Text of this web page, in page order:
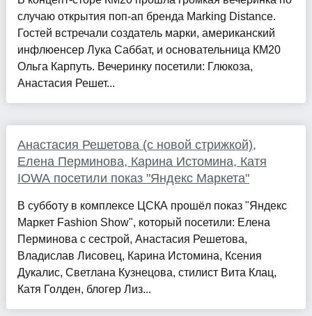
случаю открытия поп-ап бренда Marking Distance.
Гостей встречали создатель марки, американский
инфлюенсер Лука Саббат, и основательница КМ20
Ольга Карпуть. Вечеринку посетили: Глюкоза,
Анастасия Решет...
Анастасия Решетова (с новой стрижкой),
Елена Перминова, Карина Истомина, Катя
IOWA посетили показ "Яндекс Маркета"
В субботу в комплексе ЦСКА прошёл показ "Яндекс
Маркет Fashion Show", который посетили: Елена
Перминова с сестрой, Анастасия Решетова,
Владислав Лисовец, Карина Истомина, Ксения
Дукалис, Светлана Кузнецова, стилист Вита Клац,
Катя Голден, блогер Лиз...